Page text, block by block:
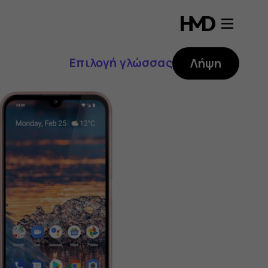
Επιλογή γλώσσας Λήψη